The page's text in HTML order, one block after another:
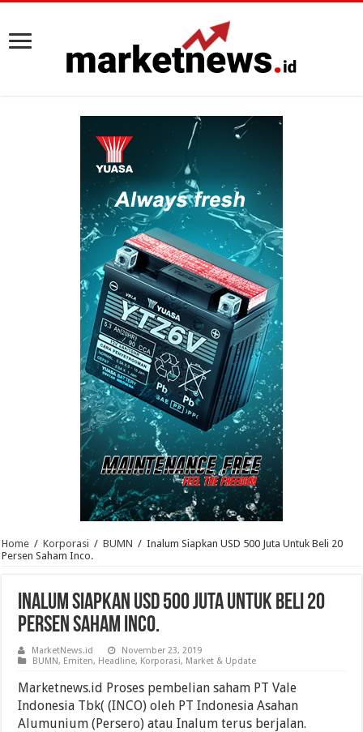
Home / Korporasi / BUMN / Inalum Siapkan USD 500 Juta Untuk Beli 20
Persen Saham Inco.
Inalum Siapkan USD 500 Juta Untuk Beli 20
Persen Saham Inco.
MarketNews.id
November 23, 2019
BUMN, Emiten, Headline, Korporasi, Market & Update
Marketnews.id Proses pembelian saham PT Vale
Indonesia Tbk( (INCO) oleh PT Indonesia Asahan
Alumunium (Persero) atau Inalum terus berjalan.